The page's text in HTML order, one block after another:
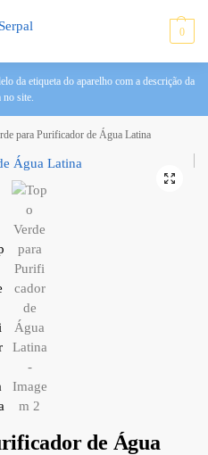
0
da etiqueta do aparelho com a descrição da
no site.
para Purificador de Água Latina
de Água